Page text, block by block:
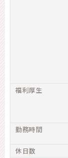
福利厚生
勤務時間
休日数